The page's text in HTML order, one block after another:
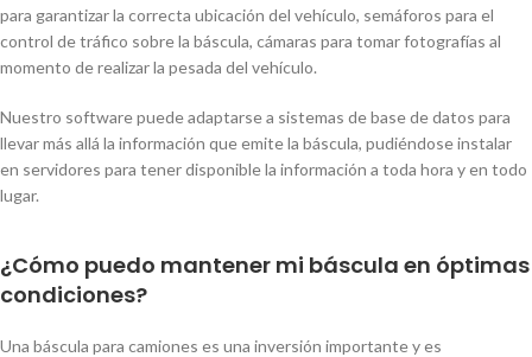
para garantizar la correcta ubicación del vehículo, semáforos para el
control de tráfico sobre la báscula, cámaras para tomar fotografías al
momento de realizar la pesada del vehículo.
Nuestro software puede adaptarse a sistemas de base de datos para
llevar más allá la información que emite la báscula, pudiéndose instalar
en servidores para tener disponible la información a toda hora y en todo
lugar.
¿Cómo puedo mantener mi báscula en óptimas
condiciones?
Una báscula para camiones es una inversión importante y es